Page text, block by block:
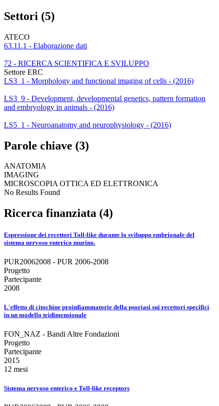
Settori (5)
ATECO
63.11.1 - Elaborazione dati
72 - RICERCA SCIENTIFICA E SVILUPPO
Settore ERC
LS3_1 - Morphology and functional imaging of cells - (2016)
LS3_9 - Development, developmental genetics, pattern formation
and embryology in animals - (2016)
LS5_1 - Neuroanatomy and neurophysiology - (2016)
Parole chiave (3)
ANATOMIA
IMAGING
MICROSCOPIA OTTICA ED ELETTRONICA
No Results Found
Ricerca finanziata (4)
Espressione dei recettori Toll-like durante lo sviluppo embrionale del
sistema nervoso enterico murino.
PUR20062008 - PUR 2006-2008
Progetto
Partecipante
2008
L'effetto di citochine proinfiammatorie della psoriasi sui recettori specifici
in un modello tridimensionale
FON_NAZ - Bandi Altre Fondazioni
Progetto
Partecipante
2015
12 mesi
Sistema nervoso enterico e Toll-like receptors